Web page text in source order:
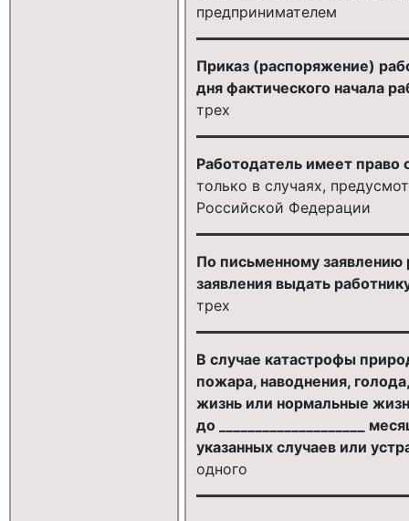
предпринимателем
Приказ (распоряжение)
дня фактического начала
трех
Работодатель имеет право
только в случаях,
Российской Федерации
По письменному заявлению
заявления выдать
трех
В случае катастрофы
пожара, наводнения,
жизнь или нормальные
до ____________________
указанных случаев или
одного